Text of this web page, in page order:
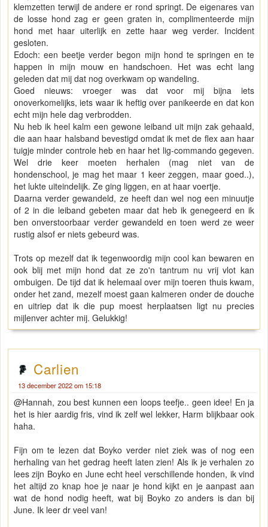
klemzetten terwijl de andere er rond springt. De eigenares van
de losse hond zag er geen graten in, complimenteerde mijn
hond met haar uiterlijk en zette haar weg verder. Incident
gesloten.
Edoch: een beetje verder begon mijn hond te springen en te
happen in mijn mouw en handschoen. Het was echt lang
geleden dat mij dat nog overkwam op wandeling.
Goed nieuws: vroeger was dat voor mij bijna iets
onoverkomelijks, iets waar ik heftig over panikeerde en dat kon
echt mijn hele dag verbrodden.
Nu heb ik heel kalm een gewone leiband uit mijn zak gehaald,
die aan haar halsband bevestigd omdat ik met de flex aan haar
tuigje minder controle heb en haar het lig-commando gegeven.
Wel drie keer moeten herhalen (mag niet van de
hondenschool, je mag het maar 1 keer zeggen, maar goed..),
het lukte uiteindelijk. Ze ging liggen, en at haar voertje.
Daarna verder gewandeld, ze heeft dan wel nog een minuutje
of 2 in die leiband gebeten maar dat heb ik genegeerd en ik
ben onverstoorbaar verder gewandeld en toen werd ze weer
rustig alsof er niets gebeurd was.
Trots op mezelf dat ik tegenwoordig mijn cool kan bewaren en
ook blij met mijn hond dat ze zo'n tantrum nu vrij vlot kan
ombuigen. De tijd dat ik helemaal over mijn toeren thuis kwam,
onder het zand, mezelf moest gaan kalmeren onder de douche
en uitriep dat ik die pup moest herplaatsen ligt nu precies
mijlenver achter mij. Gelukkig!
Carlien
13 december 2022 om 15:18
@Hannah, zou best kunnen een loops teefje.. geen idee! En ja
het is hier aardig fris, vind ik zelf wel lekker, Harm blijkbaar ook
haha.
Fijn om te lezen dat Boyko verder niet ziek was of nog een
herhaling van het gedrag heeft laten zien! Als ik je verhalen zo
lees zijn Boyko en June echt heel verschillende honden, ik vind
het altijd zo knap hoe je naar je hond kijkt en je aanpast aan
wat de hond nodig heeft, wat bij Boyko zo anders is dan bij
June. Ik leer dr veel van!